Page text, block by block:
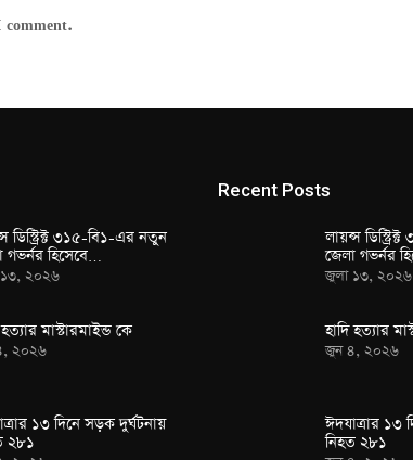
ডিস্ট্রিক্ট ৩১৫-বি১-এর নতুন
গভর্নর হিসেবে…
২০২৬
মাস্টারমাইন্ড কে
২০২৬
১৩ দিনে সড়ক দুর্ঘটনায়
২৮১
Recent Posts
লায়ন্স
জেলা গভর্নর
জুলা ১৩, ২০২৬
হাদি হত্যার
জুন ৪, ২০২৬
ঈদযাত্রার ১৩
নিহত ২৮১